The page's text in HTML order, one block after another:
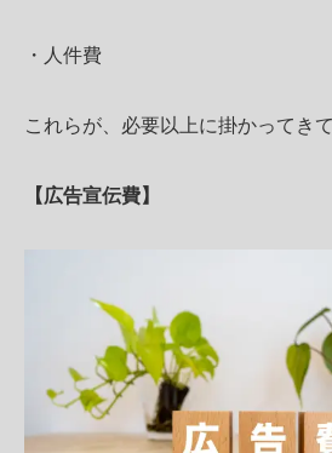
・人件費
これらが、必要以上に掛かってきて
【広告宣伝費】